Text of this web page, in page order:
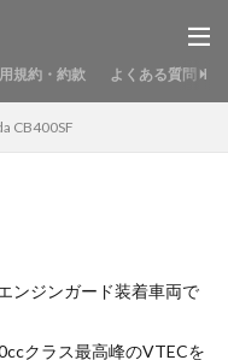
規約・約款 よくある質問
CB400SF
ンジンガード装着車両で
クラス最高峰のVTECを